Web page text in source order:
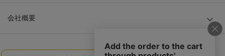
会社概要